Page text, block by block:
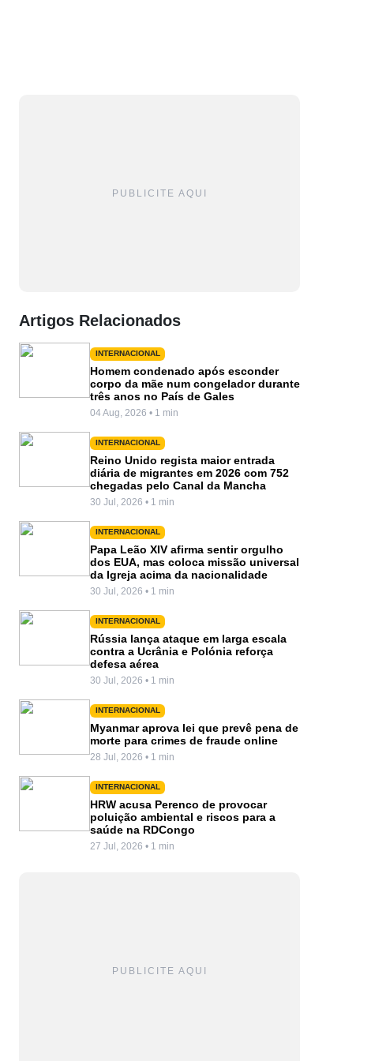
PUBLICITE AQUI
Artigos Relacionados
INTERNACIONAL
Homem condenado após esconder
corpo da mãe num congelador durante
três anos no País de Gales
04 Aug, 2026 • 1 min
INTERNACIONAL
Reino Unido regista maior entrada
diária de migrantes em 2026 com 752
chegadas pelo Canal da Mancha
30 Jul, 2026 • 1 min
INTERNACIONAL
Papa Leão XIV afirma sentir orgulho
dos EUA, mas coloca missão universal
da Igreja acima da nacionalidade
30 Jul, 2026 • 1 min
INTERNACIONAL
Rússia lança ataque em larga escala
contra a Ucrânia e Polónia reforça
defesa aérea
30 Jul, 2026 • 1 min
INTERNACIONAL
Myanmar aprova lei que prevê pena de
morte para crimes de fraude online
28 Jul, 2026 • 1 min
INTERNACIONAL
HRW acusa Perenco de provocar
poluição ambiental e riscos para a
saúde na RDCongo
27 Jul, 2026 • 1 min
PUBLICITE AQUI